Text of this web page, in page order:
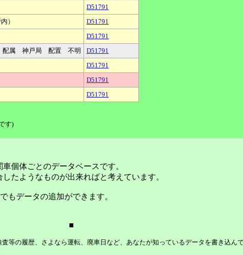
D51791
）
D51791
D51791
配属 神戸局 配置 不明
D51791
D51791
D51791
D51791
す)
個体ごとのデータベースです。
たようなものが出来ればと考えています。
もデータの追加ができます。
■
等の履歴、さよなら運転、廃車日など、あなたが知っているデータを書き込んで